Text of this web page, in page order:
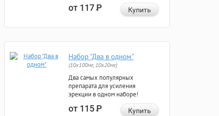
от 117Р Купить
Набор "Два в одном"
(10x100мг, 10x20мг)
Два самых популярных
препарата для усиления
эрекции в одном наборе!
от 115Р Купить